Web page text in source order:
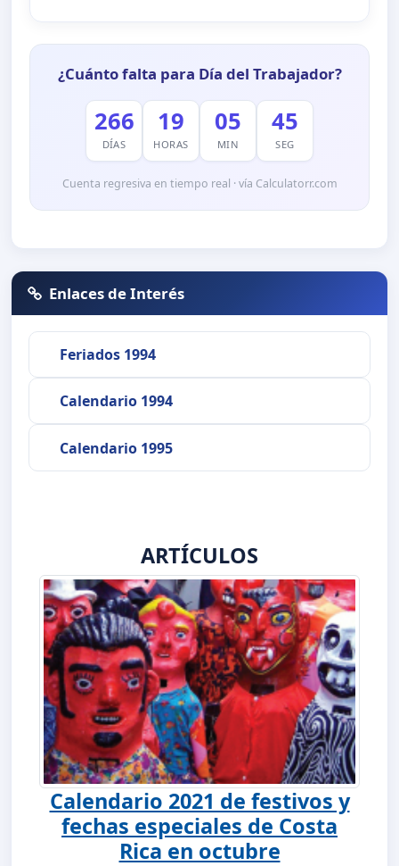
¿Cuánto falta para Día del Trabajador?
266
DÍAS
19
HORAS
05
MIN
45
SEG
Cuenta regresiva en tiempo real · vía Calculatorr.com
Enlaces de Interés
Feriados 1994
Calendario 1994
Calendario 1995
ARTÍCULOS
Calendario 2021 de festivos y
fechas especiales de Costa
Rica en octubre